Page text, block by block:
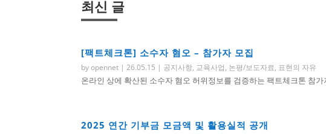
최신 글
[팩트체크톤] 소수자 혐오 – 참가자 모집
byopennet |26.05.15 | 공지사항, 교육사업, 논평/보도자료, 표현의 자유
온라인 상에 확산된 소수자 혐오 허위정보를 검증하는 팩트체크톤 참
2025 연간 기부금 모금액 및 활용실적 공개